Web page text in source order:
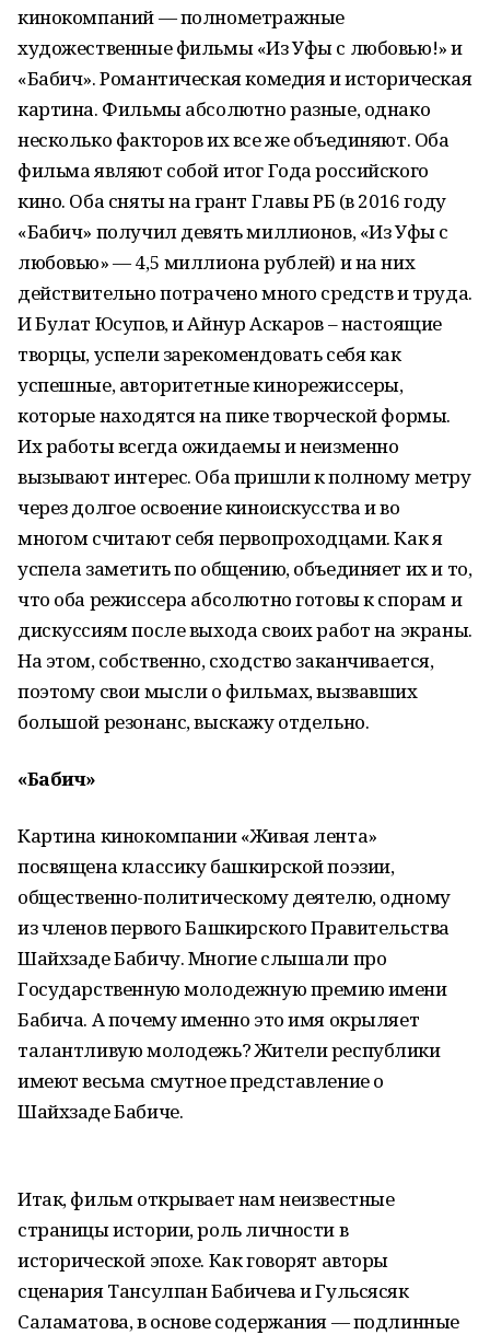
кинокомпаний — полнометражные
художественные фильмы «Из Уфы с любовью!» и
«Бабич». Романтическая комедия и историческая
картина. Фильмы абсолютно разные, однако
несколько факторов их все же объединяют. Оба
фильма являют собой итог Года российского
кино. Оба сняты на грант Главы РБ (в 2016 году
«Бабич» получил девять миллионов, «Из Уфы с
любовью» — 4,5 миллиона рублей) и на них
действительно потрачено много средств и труда.
И Булат Юсупов, и Айнур Аскаров – настоящие
творцы, успели зарекомендовать себя как
успешные, авторитетные кинорежиссеры,
которые находятся на пике творческой формы.
Их работы всегда ожидаемы и неизменно
вызывают интерес. Оба пришли к полному метру
через долгое освоение киноискусства и во
многом считают себя первопроходцами. Как я
успела заметить по общению, объединяет их и то,
что оба режиссера абсолютно готовы к спорам и
дискуссиям после выхода своих работ на экраны.
На этом, собственно, сходство заканчивается,
поэтому свои мысли о фильмах, вызвавших
большой резонанс, выскажу отдельно.
«Бабич»
Картина кинокомпании «Живая лента»
посвящена классику башкирской поэзии,
общественно-политическому деятелю, одному
из членов первого Башкирского Правительства
Шайхзаде Бабичу. Многие слышали про
Государственную молодежную премию имени
Бабича. А почему именно это имя окрыляет
талантливую молодежь? Жители республики
имеют весьма смутное представление о
Шайхзаде Бабиче.
Итак, фильм открывает нам неизвестные
страницы истории, роль личности в
исторической эпохе. Как говорят авторы
сценария Тансулпан Бабичева и Гульсясяк
Саламатова, в основе содержания — подлинные